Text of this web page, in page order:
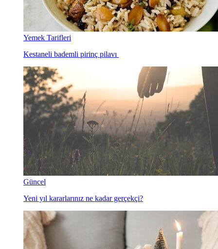
Yemek Tarifleri
Kestaneli bademli pirinç pilavı
Güncel
Yeni yıl kararlarınız ne kadar gerçekçi?